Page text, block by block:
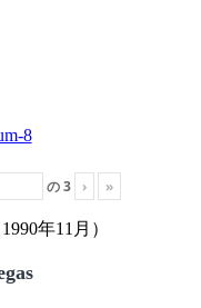
の3 › »
年11月）